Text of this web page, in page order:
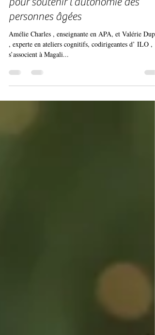
Former les intervenants à domicile
pour soutenir l’autonomie des
personnes âgées
Amélie Charles , enseignante en APA, et Valérie
s’associent à Magali...